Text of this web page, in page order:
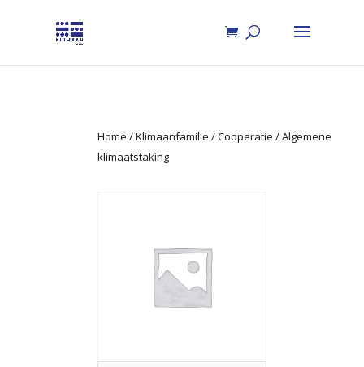
Home /Klimaanfamilie /Cooperatie / Algemene
klimaatstaking